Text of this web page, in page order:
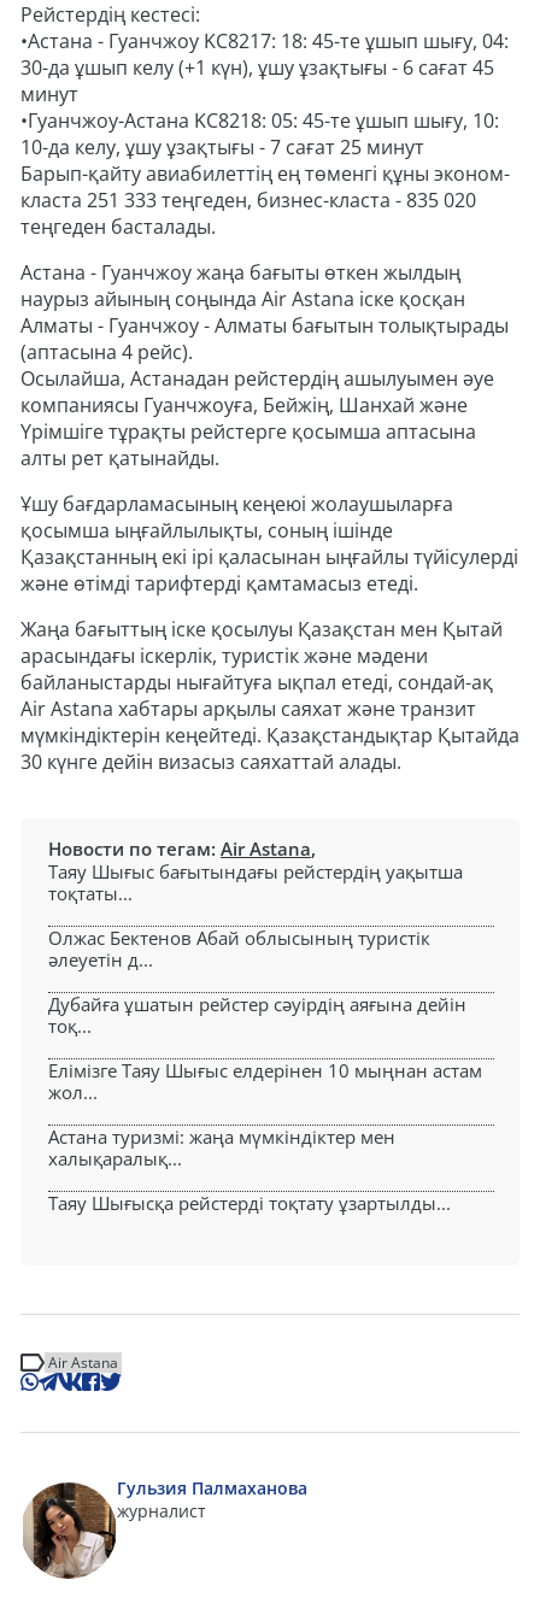
Рейстердің кестесі:
•Астана - Гуанчжоу KC8217: 18: 45-те ұшып шығу, 04:
30-да ұшып келу (+1 күн), ұшу ұзақтығы - 6 сағат 45
минут
•Гуанчжоу-Астана KC8218: 05: 45-те ұшып шығу, 10:
10-да келу, ұшу ұзақтығы - 7 сағат 25 минут
Барып-қайту авиабилеттің ең төменгі құны эконом-
класта 251 333 теңгеден, бизнес-класта - 835 020
теңгеден басталады.
Астана - Гуанчжоу жаңа бағыты өткен жылдың
наурыз айының соңында Air Astana іске қосқан
Алматы - Гуанчжоу - Алматы бағытын толықтырады
(аптасына 4 рейс).
Осылайша, Астанадан рейстердің ашылуымен әуе
компаниясы Гуанчжоуға, Бейжің, Шанхай және
Үрімшіге тұрақты рейстерге қосымша аптасына
алты рет қатынайды.
Ұшу бағдарламасының кеңеюі жолаушыларға
қосымша ыңғайлылықты, соның ішінде
Қазақстанның екі ірі қаласынан ыңғайлы түйісулерді
және өтімді тарифтерді қамтамасыз етеді.
Жаңа бағыттың іске қосылуы Қазақстан мен Қытай
арасындағы іскерлік, туристік және мәдени
байланыстарды нығайтуға ықпал етеді, сондай-ақ
Air Astana хабтары арқылы саяхат және транзит
мүмкіндіктерін кеңейтеді. Қазақстандықтар Қытайда
30 күнге дейін визасыз саяхаттай алады.
Новости по тегам: Air Astana,
Таяу Шығыс бағытындағы рейстердің уақытша
тоқтаты...
Олжас Бектенов Абай облысының туристік
әлеуетін д...
Дубайға ұшатын рейстер сәуірдің аяғына дейін
тоқ...
Елімізге Таяу Шығыс елдерінен 10 мыңнан астам
жол...
Астана туризмі: жаңа мүмкіндіктер мен
халықаралық...
Таяу Шығысқа рейстерді тоқтату ұзартылды...
Air Astana
Гульзия Палмаханова
журналист